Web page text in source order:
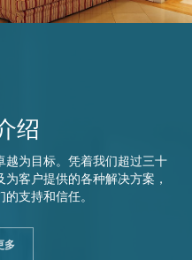
绍
越为目标。凭着我们超过三十
客户提供的各种解决方案，
支持和信任。
多